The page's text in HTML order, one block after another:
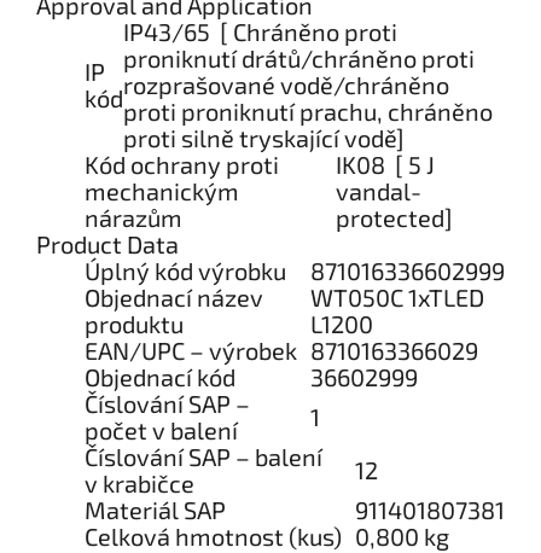
IP
kód
IP43/65 [ Chráněno proti
proniknutí drátů/chráněno proti
rozprašované vodě/chráněno
proti proniknutí prachu, chráněno
proti silně tryskající vodě]
Kód ochrany proti
mechanickým
nárazům
IK08 [ 5 J
vandal-
protected]
Product Data
Úplný kód výrobku
871016336602999
Objednací název
produktu
WT050C 1xTLED
L1200
EAN/UPC – výrobek 8710163366029
Objednací kód
36602999
Číslování SAP –
počet v balení
1
Číslování SAP – balení
v krabičce
12
Materiál SAP
911401807381
Celková hmotnost (kus) 0,800 kg